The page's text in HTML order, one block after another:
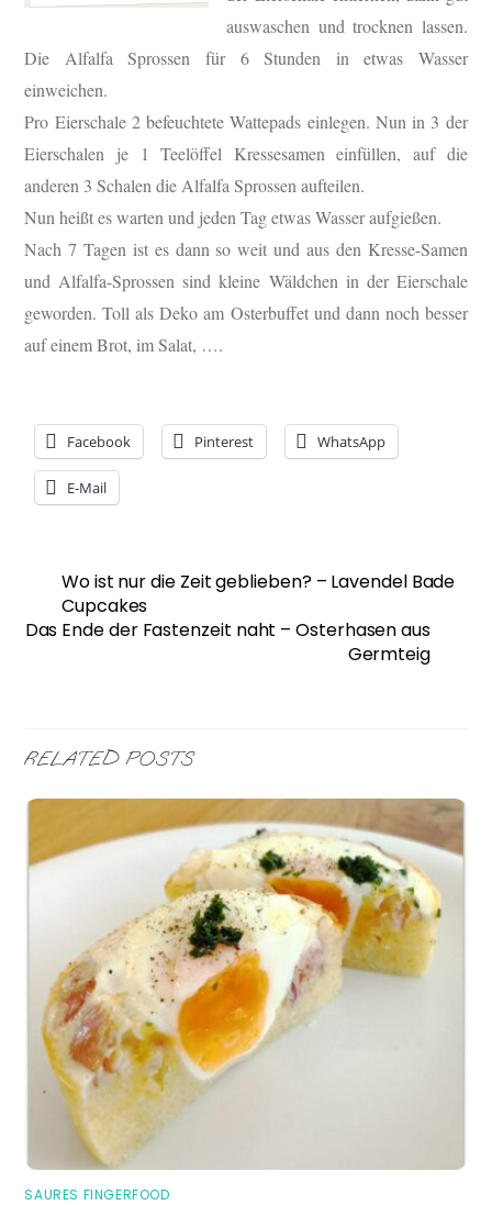
auswaschen und trocknen lassen.
Die Alfalfa Sprossen für 6 Stunden in etwas Wasser
einweichen.
Pro Eierschale 2 befeuchtete Wattepads einlegen. Nun in 3 der
Eierschalen je 1 Teelöffel Kressesamen einfüllen, auf die
anderen 3 Schalen die Alfalfa Sprossen aufteilen.
Nun heißt es warten und jeden Tag etwas Wasser aufgießen.
Nach 7 Tagen ist es dann so weit und aus den Kresse-Samen
und Alfalfa-Sprossen sind kleine Wäldchen in der Eierschale
geworden. Toll als Deko am Osterbuffet und dann noch besser
auf einem Brot, im Salat, ….
Facebook Pinterest WhatsApp
E-Mail
Wo ist nur die Zeit geblieben? – Lavendel Bade
Cupcakes
Das Ende der Fastenzeit naht – Osterhasen aus
Germteig
RELATED POSTS
SAURES FINGERFOOD